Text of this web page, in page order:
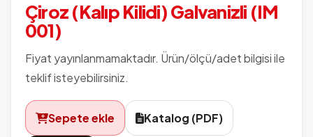
Çiroz (Kalıp Kilidi) Galvanizli (IM
001)
Fiyat yayınlanmamaktadır. Ürün/ölçü/adet bilgisi ile
teklif isteyebilirsiniz.
Sepete ekle Katalog (PDF)